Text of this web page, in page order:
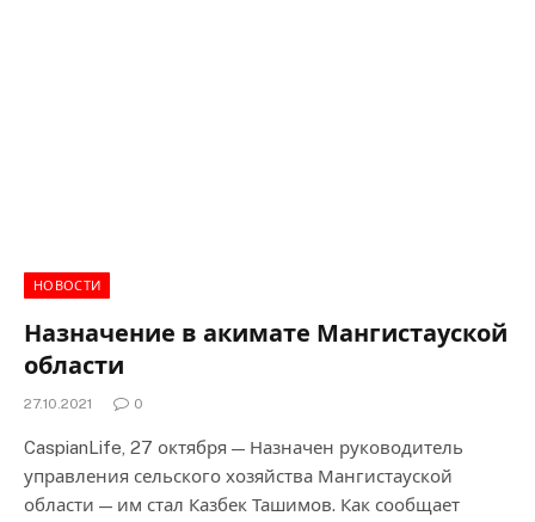
НОВОСТИ
Назначение в акимате Мангистауской
области
27.10.2021 0
CaspianLife, 27 октября — Назначен руководитель
управления сельского хозяйства Мангистауской
области — им стал Казбек Ташимов. Как сообщает